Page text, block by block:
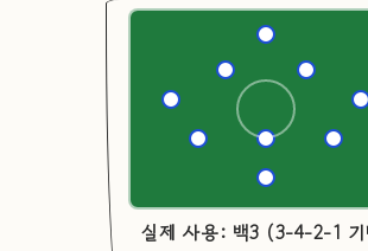
실제 사용: 백3 (3-4-2-1